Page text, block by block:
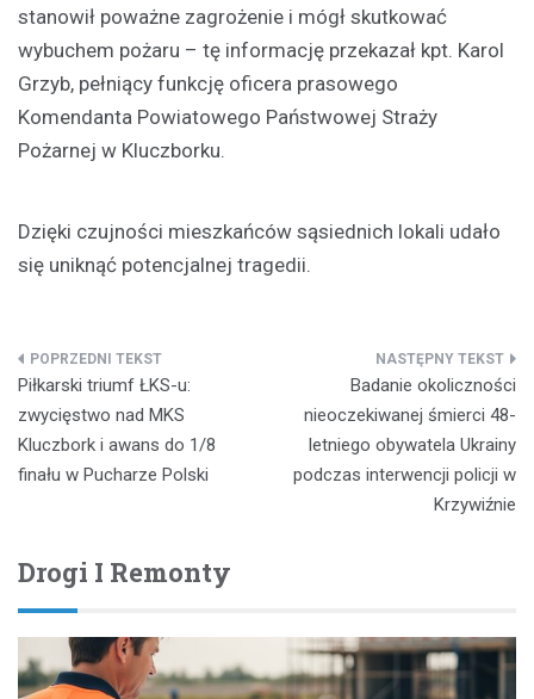
stanowił poważne zagrożenie i mógł skutkować
wybuchem pożaru – tę informację przekazał kpt. Karol
Grzyb, pełniący funkcję oficera prasowego
Komendanta Powiatowego Państwowej Straży
Pożarnej w Kluczborku.
Dzięki czujności mieszkańców sąsiednich lokali udało
się uniknąć potencjalnej tragedii.
Nawigacja
wpisu
Piłkarski triumf ŁKS-u:
zwycięstwo nad MKS
Kluczbork i awans do 1/8
finału w Pucharze Polski
Badanie okoliczności
nieoczekiwanej śmierci 48-
letniego obywatela Ukrainy
podczas interwencji policji w
Krzywiźnie
Drogi I Remonty